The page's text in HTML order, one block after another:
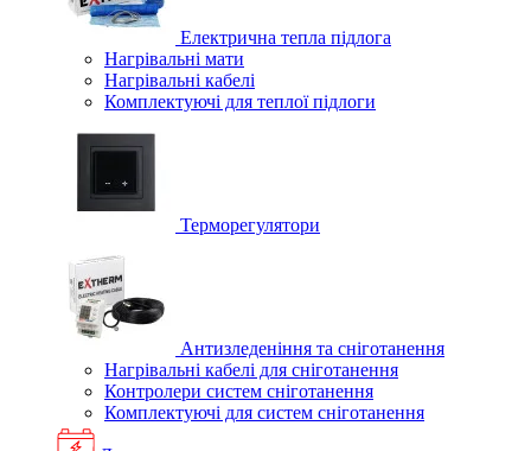
Електрична тепла підлога
Нагрівальні мати
Нагрівальні кабелі
Комплектуючі для теплої підлоги
Терморегулятори
Антизледеніння та сніготанення
Нагрівальні кабелі для сніготанення
Контролери систем сніготанення
Комплектуючі для систем сніготанення